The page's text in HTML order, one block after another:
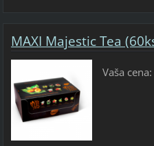
MAXI Majestic Tea
Vaša cena: